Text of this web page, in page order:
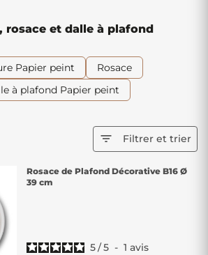
rosace et dalle à plafond
Papier peint
Rosace
à plafond Papier peint
 Filtrer et trier
Rosace de Plafond Décorative B16 Ø
39 cm
5/5 - 1 avis